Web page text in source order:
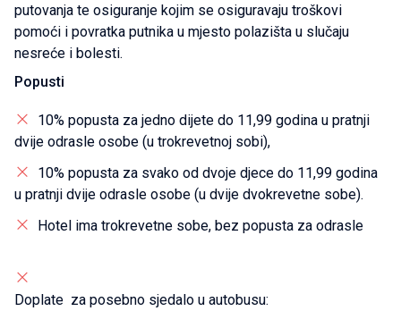
putovanja te osiguranje kojim se osiguravaju troškovi
pomoći i povratka putnika u mjesto polazišta u slučaju
nesreće i bolesti.
Popusti
10% popusta za jedno dijete do 11,99 godina u pratnji
dvije odrasle osobe (u trokrevetnoj sobi),
10% popusta za svako od dvoje djece do 11,99 godina
u pratnji dvije odrasle osobe (u dvije dvokrevetne sobe).
Hotel ima trokrevetne sobe, bez popusta za odrasle
Doplate za posebno sjedalo u autobusu: